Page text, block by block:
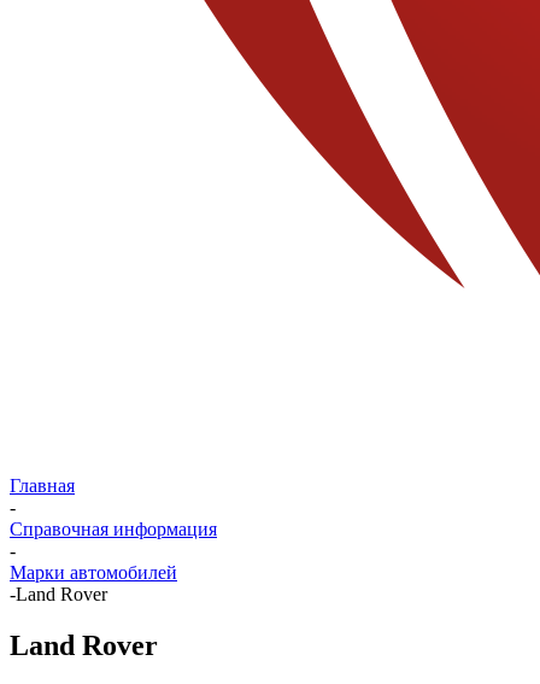
Главная
-
Справочная информация
-
Марки автомобилей
-Land Rover
Land Rover